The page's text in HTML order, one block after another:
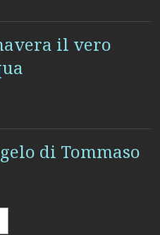
il vero
di Tommaso
2025